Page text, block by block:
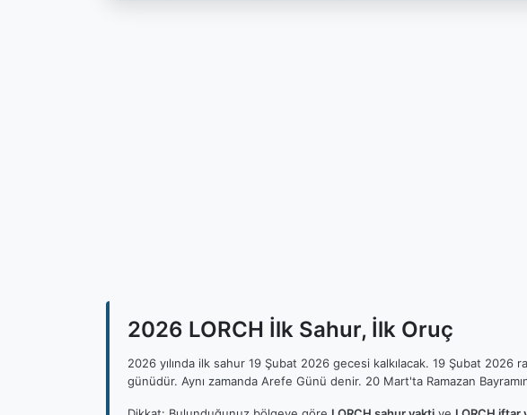
2026 LORCH İlk Sahur, İlk Oruç
2026 yılında ilk sahur 19 Şubat 2026 gecesi kalkılacak. 19 Şubat 2026
günüdür. Aynı zamanda Arefe Günü denir. 20 Mart'ta Ramazan